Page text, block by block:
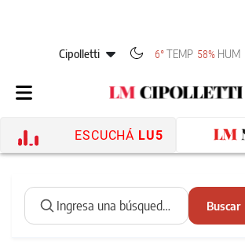
Cipolletti 6° TEMP 58% HUM
ESCUCHÁ LU5
Buscar